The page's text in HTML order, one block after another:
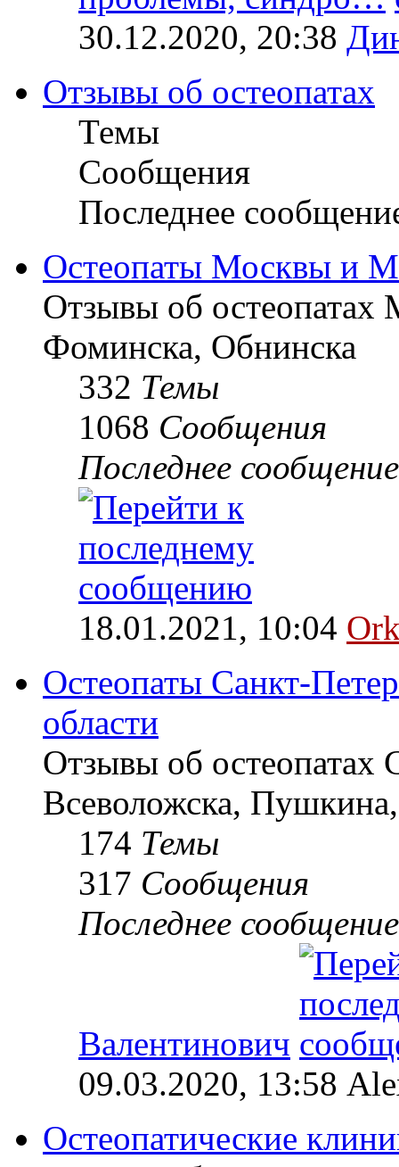
30.12.2020, 20:38
Отзывы об остеопатах
Темы
Сообщения
Последнее
Остеопаты Москвы и
Отзывы об
Фоминска, Обнинска
332 Темы
1068 Сообщения
Последнее сообщение
18.01.2021, 10:04
Остеопаты Санкт-
области
Отзывы об остеопатах
Всеволожска,
174 Темы
317 Сообщения
Последнее сообщение
Валентинович
09.03.2020, 13:58
Остеопатические